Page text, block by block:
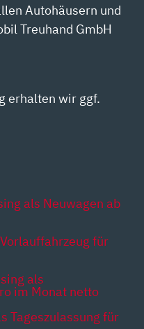
Autohäusern und
Treuhand GmbH
erhalten wir ggf.
als Neuwagen ab
für
als
im Monat netto
Tageszulassung für